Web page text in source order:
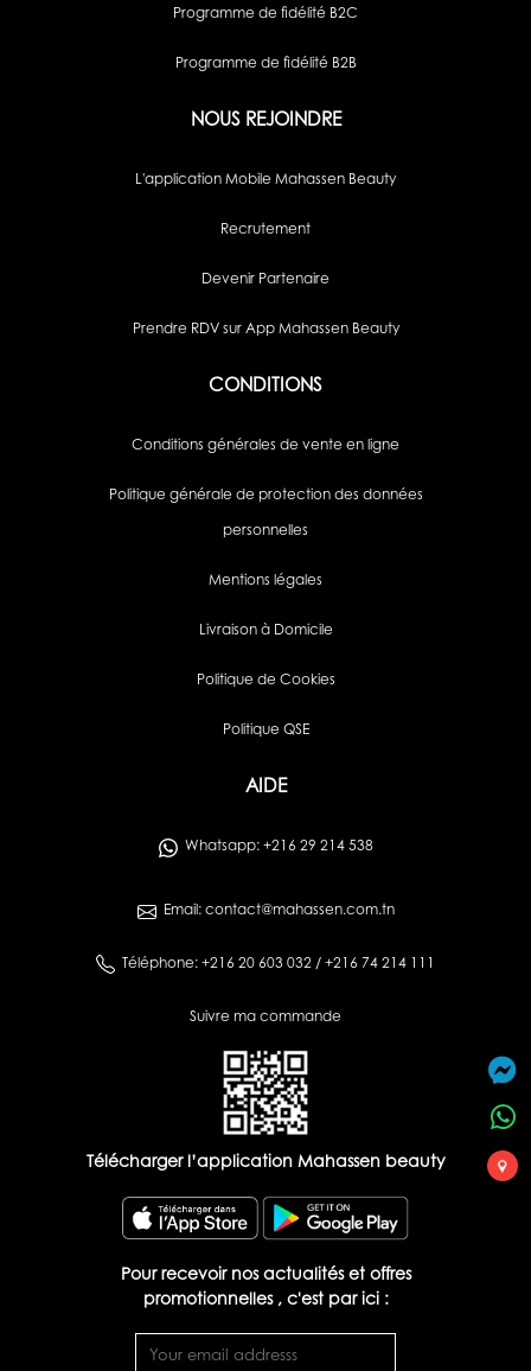
Programme de fidélité B2C
Programme de fidélité B2B
NOUS REJOINDRE
L'application Mobile Mahassen Beauty
Recrutement
Devenir Partenaire
Prendre RDV sur App Mahassen Beauty
CONDITIONS
Conditions générales de vente en ligne
Politique générale de protection des données
personnelles
Mentions légales
Livraison à Domicile
Politique de Cookies
Politique QSE
AIDE
Whatsapp: +216 29 214 538
Email: contact@mahassen.com.tn
Téléphone: +216 20 603 032 / +216 74 214 111
Suivre ma commande
Télécharger l’application Mahassen beauty
Pour recevoir nos actualités et offres
promotionnelles , c'est par ici :